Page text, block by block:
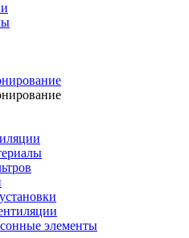
элементы